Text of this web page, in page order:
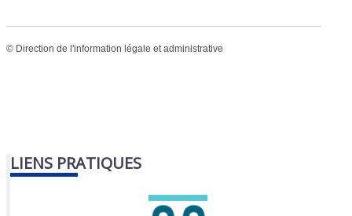
© Direction de l'information légale et administrative
LIENS PRATIQUES